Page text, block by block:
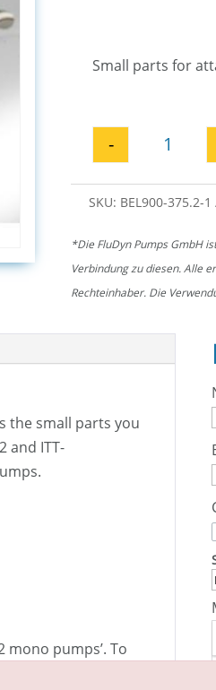
Small parts for
-
SKU: BEL900-375.2-1
*Die FluDyn Pumps GmbH
Verbindung zu diesen. Alle
Rechteinhaber. Die
the small parts you
and ITT-
mono pumps’. To